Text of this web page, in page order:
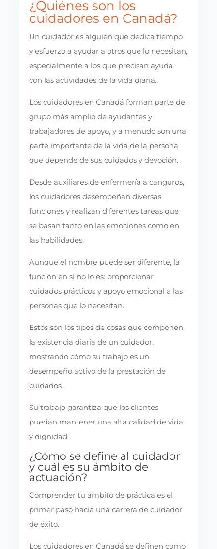
¿Quiénes son los
cuidadores en Canadá?
Un cuidador es alguien que dedica tiempo
y esfuerzo a ayudar a otros que lo necesitan,
especialmente a los que precisan ayuda
con las actividades de la vida diaria.
Los cuidadores en Canadá forman parte del
grupo más amplio de ayudantes y
trabajadores de apoyo, y a menudo son una
parte importante de la vida de la persona
que depende de sus cuidados y devoción.
Desde auxiliares de enfermería a canguros,
los cuidadores desempeñan diversas
funciones y realizan diferentes tareas que
se basan tanto en las emociones como en
las habilidades.
Aunque el nombre puede ser diferente, la
función en sí no lo es: proporcionar
cuidados prácticos y apoyo emocional a las
personas que lo necesitan.
Estos son los tipos de cosas que componen
la existencia diaria de un cuidador,
mostrando cómo su trabajo es un
desempeño activo de la prestación de
cuidados.
Su trabajo garantiza que los clientes
puedan mantener una alta calidad de vida
y dignidad.
¿Cómo se define al cuidador
y cuál es su ámbito de
actuación?
Comprender tu ámbito de práctica es el
primer paso hacia una carrera de cuidador
de éxito.
Los cuidadores en Canadá se definen como